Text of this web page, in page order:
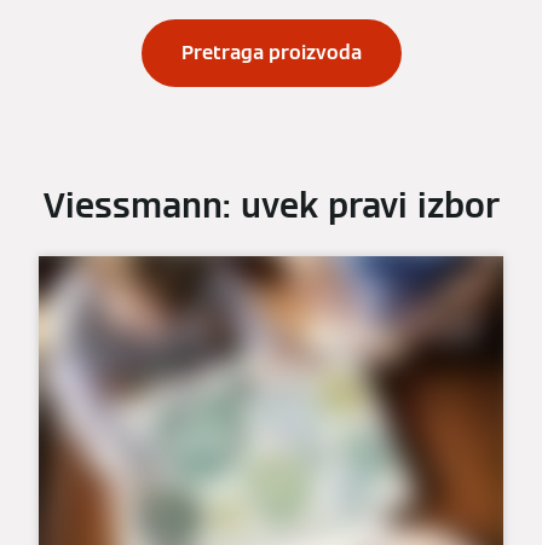
Pretraga proizvoda
Viessmann: uvek pravi izbor